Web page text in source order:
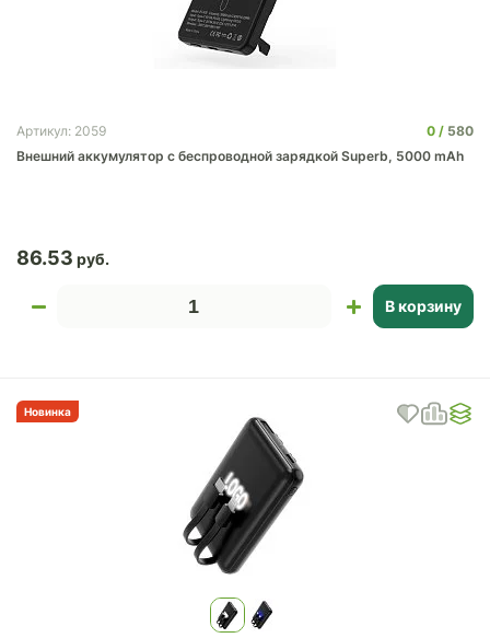
Артикул: 2059 0
580
Внешний аккумулятор c беспроводной зарядкой Superb, 5000 mAh
86.53
В корзину
Новинка